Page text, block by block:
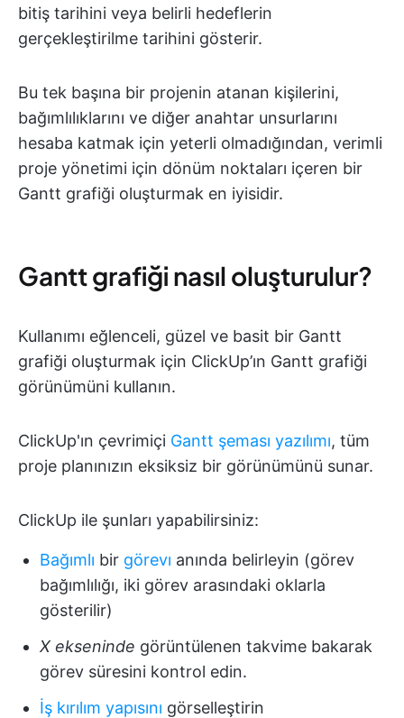
bitiş tarihini veya belirli hedeflerin
gerçekleştirilme tarihini gösterir.
Bu tek başına bir projenin atanan kişilerini,
bağımlılıklarını ve diğer anahtar unsurlarını
hesaba katmak için yeterli olmadığından, verimli
proje yönetimi için dönüm noktaları içeren bir
Gantt grafiği oluşturmak en iyisidir.
Gantt grafiği nasıl oluşturulur?
Kullanımı eğlenceli, güzel ve basit bir Gantt
grafiği oluşturmak için ClickUp’ın Gantt grafiği
görünümüni kullanın.
ClickUp'ın çevrimiçi Gantt şeması yazılımı, tüm
proje planınızın eksiksiz bir görünümünü sunar.
ClickUp ile şunları yapabilirsiniz:
Bağımlı bir görevı anında belirleyin (görev
bağımlılığı, iki görev arasındaki oklarla
gösterilir)
X ekseninde görüntülenen takvime bakarak
görev süresini kontrol edin.
İş kırılım yapısını görselleştirin